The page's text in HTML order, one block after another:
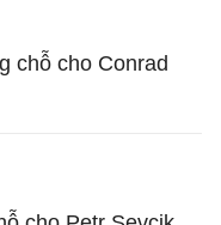
chỗ cho Conrad